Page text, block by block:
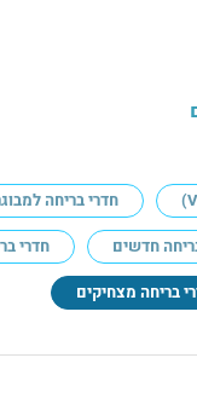
חדרי בריחה
חדשים
חדרי
בריחה מצחיקים